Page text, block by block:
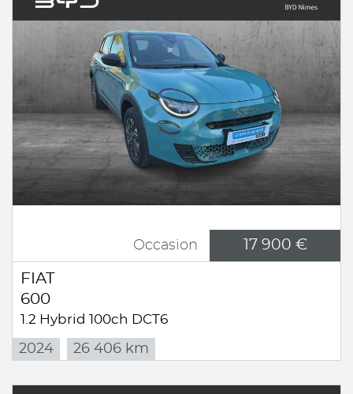
Occasion 17 900 €
FIAT
600
1.2 Hybrid 100ch DCT6
2024 26 406 km